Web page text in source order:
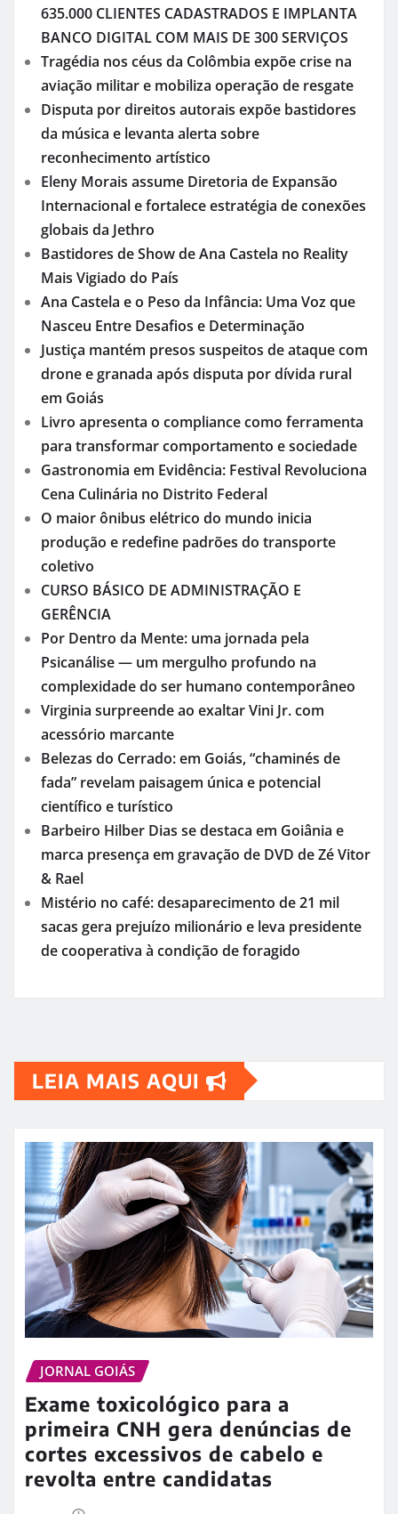
635.000 CLIENTES CADASTRADOS E IMPLANTA
BANCO DIGITAL COM MAIS DE 300 SERVIÇOS
Tragédia nos céus da Colômbia expõe crise na
aviação militar e mobiliza operação de resgate
Disputa por direitos autorais expõe bastidores
da música e levanta alerta sobre
reconhecimento artístico
Eleny Morais assume Diretoria de Expansão
Internacional e fortalece estratégia de conexões
globais da Jethro
Bastidores de Show de Ana Castela no Reality
Mais Vigiado do País
Ana Castela e o Peso da Infância: Uma Voz que
Nasceu Entre Desafios e Determinação
Justiça mantém presos suspeitos de ataque com
drone e granada após disputa por dívida rural
em Goiás
Livro apresenta o compliance como ferramenta
para transformar comportamento e sociedade
Gastronomia em Evidência: Festival Revoluciona
Cena Culinária no Distrito Federal
O maior ônibus elétrico do mundo inicia
produção e redefine padrões do transporte
coletivo
CURSO BÁSICO DE ADMINISTRAÇÃO E
GERÊNCIA
Por Dentro da Mente: uma jornada pela
Psicanálise — um mergulho profundo na
complexidade do ser humano contemporâneo
Virginia surpreende ao exaltar Vini Jr. com
acessório marcante
Belezas do Cerrado: em Goiás, “chaminés de
fada” revelam paisagem única e potencial
científico e turístico
Barbeiro Hilber Dias se destaca em Goiânia e
marca presença em gravação de DVD de Zé Vitor
& Rael
Mistério no café: desaparecimento de 21 mil
sacas gera prejuízo milionário e leva presidente
de cooperativa à condição de foragido
LEIA MAIS AQUI
JORNAL GOIÁS
Exame toxicológico para a
primeira CNH gera denúncias de
cortes excessivos de cabelo e
revolta entre candidatas